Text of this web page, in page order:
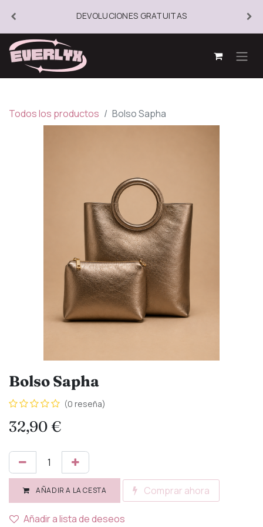
DEVOLUCIONES GRATUITAS
Todos los productos Bolso Sapha
Bolso Sapha
(0 reseña)
32,90€
AÑADIR A LA CESTA Comprar ahora
Añadir a lista de deseos